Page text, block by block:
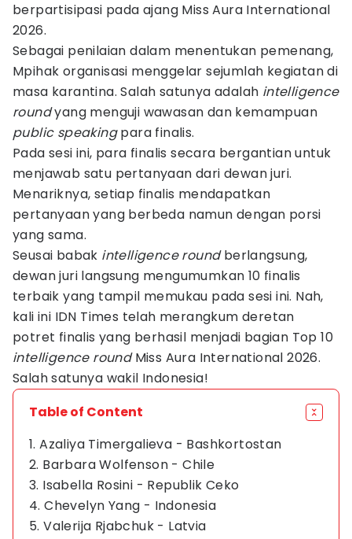
berpartisipasi pada ajang Miss Aura International
2026.
Sebagai penilaian dalam menentukan pemenang,
Mpihak organisasi menggelar sejumlah kegiatan di
masa karantina. Salah satunya adalah intelligence
roundyang menguji wawasan dan kemampuan
public speakingpara finalis.
Pada sesi ini, para finalis secara bergantian untuk
menjawab satu pertanyaan dari dewan juri.
Menariknya, setiap finalis mendapatkan
pertanyaan yang berbeda namun dengan porsi
yang sama.
Seusai babak intelligence roundberlangsung,
dewan juri langsung mengumumkan 10 finalis
terbaik yang tampil memukau pada sesi ini. Nah,
kali ini IDN Times telah merangkum deretan
potret finalis yang berhasil menjadi bagian Top 10
intelligence roundMiss Aura International 2026.
Salah satunya wakil Indonesia!
Table of Content
1. Azaliya Timergalieva - Bashkortostan
2. Barbara Wolfenson - Chile
3. Isabella Rosini - Republik Ceko
4. Chevelyn Yang - Indonesia
5. Valerija Rjabchuk - Latvia